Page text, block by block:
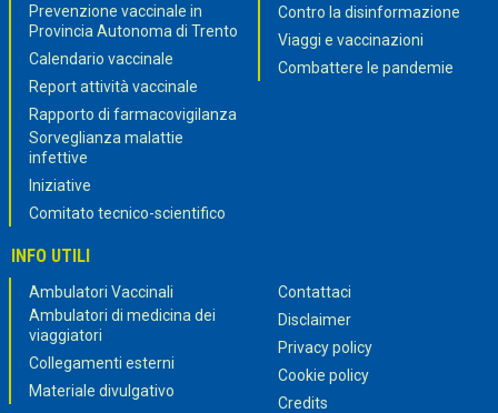
Prevenzione vaccinale in
Provincia Autonoma di Trento
Calendario vaccinale
Report attività vaccinale
Rapporto di farmacovigilanza
Sorveglianza malattie
infettive
Iniziative
Comitato tecnico-scientifico
Contro la disinformazione
Viaggi e vaccinazioni
Combattere le pandemie
INFO UTILI
Ambulatori Vaccinali
Ambulatori di medicina dei
viaggiatori
Collegamenti esterni
Materiale divulgativo
Contattaci
Disclaimer
Privacy policy
Cookie policy
Credits